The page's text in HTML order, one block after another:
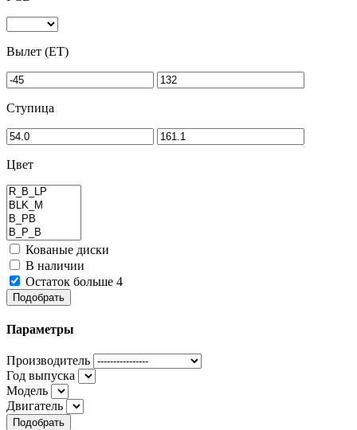
Вылет (ET)
Ступица
Цвет
Кованые диски
В наличии
Остаток больше 4
Подобрать
Параметры
Производитель
Год выпуска
Модель
Двигатель
Подобрать